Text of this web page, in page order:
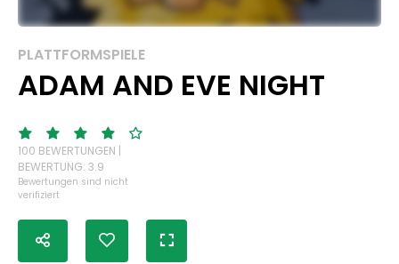
PLATTFORMSPIELE
ADAM AND EVE NIGHT
100 BEWERTUNGEN |
BEWERTUNG: 3.9
Bewertungen sind nicht
verifiziert